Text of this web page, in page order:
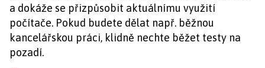
a dokáže se přizpůsobit aktuálnímu využití
počítače. Pokud budete dělat např. běžnou
kancelářskou práci, klidně nechte běžet testy na
pozadí.